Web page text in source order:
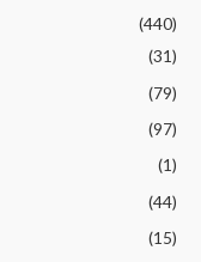
(440)
(31)
(79)
(97)
(1)
(44)
(15)